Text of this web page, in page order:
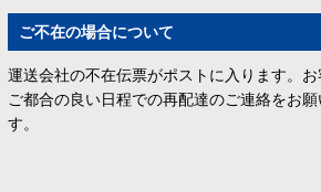
ご不在の場合について
運送会社の不在伝票がポストに入ります。お
ご都合の良い日程での再配達のご連絡をお願
す。